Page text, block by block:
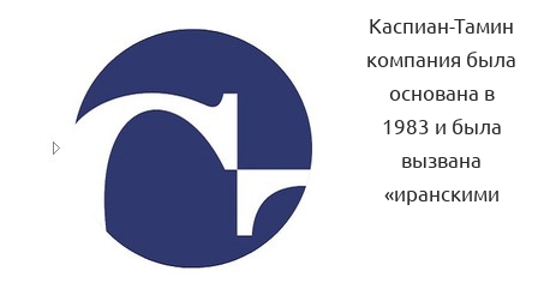
Каспиан-Тамин
компания была
основана в
1983 и была
вызвана
«иранскими